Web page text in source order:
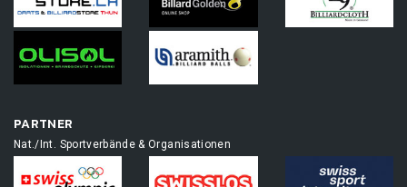
PARTNER
Nat./Int. Sportverbände & Organisationen